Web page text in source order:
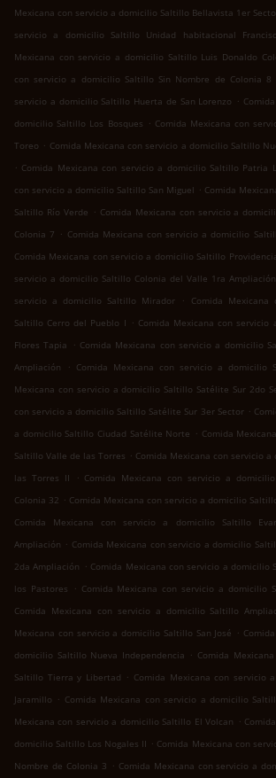
Mexicana con servicio a domicilio Saltillo Bellavista 1er
servicio a domicilio Saltillo Unidad habitacional
Mexicana con servicio a domicilio Saltillo Luis Donaldo
con servicio a domicilio Saltillo Sin Nombre de Colonia 8
servicio a domicilio Saltillo Huerta de San Lorenzo .
domicilio Saltillo Los Bosques . Comida Mexicana con
Toreo . Comida Mexicana con servicio a domicilio Saltillo
. Comida Mexicana con servicio a domicilio Saltillo Patria
con servicio a domicilio Saltillo San Miguel . Comida
Saltillo Río Verde . Comida Mexicana con servicio a
Colonia 7 . Comida Mexicana con servicio a domicilio
Comida Mexicana con servicio a domicilio Saltillo
servicio a domicilio Saltillo Colonia del Valle 1ra Ampliación
servicio a domicilio Saltillo Mirador
.
Comida
Saltillo Cerro del Pueblo I . Comida Mexicana con
Flores Tapia
. Comida Mexicana con servicio a domicilio
Ampliación
. Comida Mexicana con servicio a domicilio
Mexicana con servicio a domicilio Saltillo Satélite Sur 2do
con servicio a domicilio Saltillo Satélite Sur 3er Sector .
a domicilio Saltillo Ciudad Satélite Norte . Comida
Saltillo Valle de las Torres . Comida Mexicana con servicio
las Torres II
. Comida Mexicana con servicio a
Colonia 32 . Comida Mexicana con servicio a domicilio
Comida Mexicana con servicio a domicilio Saltillo
Ampliación . Comida Mexicana con servicio a domicilio
2da Ampliación . Comida Mexicana con servicio a domicilio
los Pastores
. Comida Mexicana con servicio a domicilio
Comida Mexicana con servicio a domicilio Saltillo
Mexicana con servicio a domicilio Saltillo San José .
domicilio Saltillo Nueva Independencia . Comida
Saltillo Tierra y Libertad . Comida Mexicana con servicio
Jaramillo . Comida Mexicana con servicio a domicilio
Mexicana con servicio a domicilio Saltillo El Volcan .
domicilio Saltillo Los Nogales II . Comida Mexicana con
Nombre de Colonia 3 . Comida Mexicana con servicio a